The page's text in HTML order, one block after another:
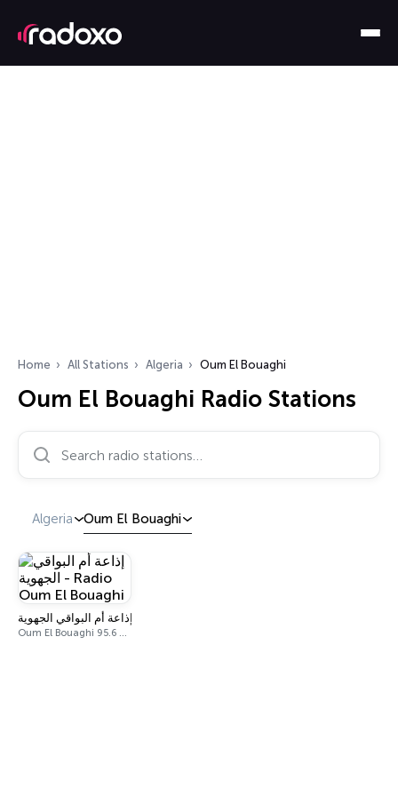
Home All Stations Algeria Oum El Bouaghi
Oum El Bouaghi Radio Stations
Search radio stations…
Algeria Oum El Bouaghi
Oum El Bouaghi 95.6 FM